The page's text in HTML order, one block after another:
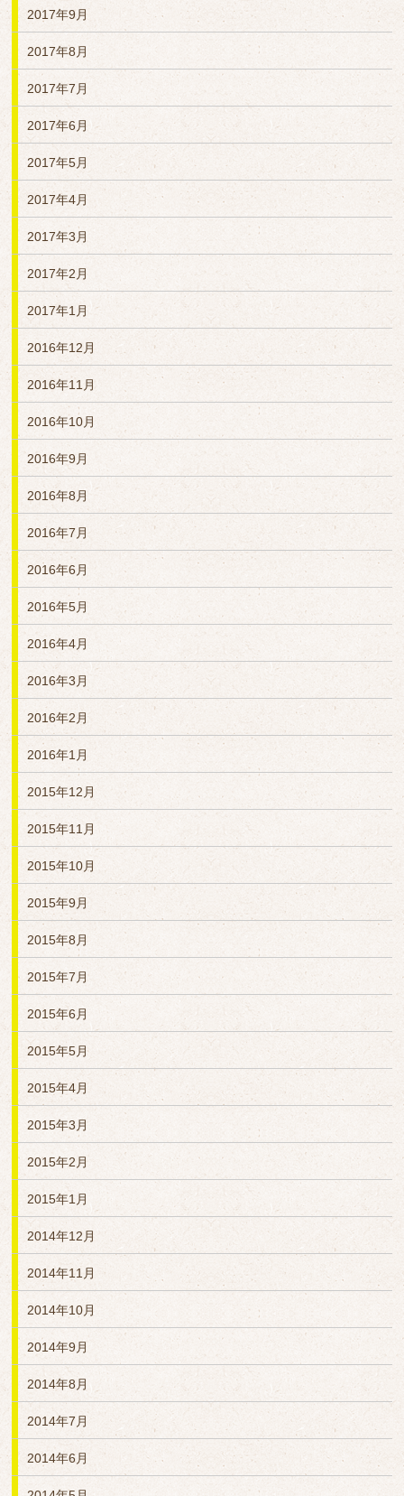
2017年9月
2017年8月
2017年7月
2017年6月
2017年5月
2017年4月
2017年3月
2017年2月
2017年1月
2016年12月
2016年11月
2016年10月
2016年9月
2016年8月
2016年7月
2016年6月
2016年5月
2016年4月
2016年3月
2016年2月
2016年1月
2015年12月
2015年11月
2015年10月
2015年9月
2015年8月
2015年7月
2015年6月
2015年5月
2015年4月
2015年3月
2015年2月
2015年1月
2014年12月
2014年11月
2014年10月
2014年9月
2014年8月
2014年7月
2014年6月